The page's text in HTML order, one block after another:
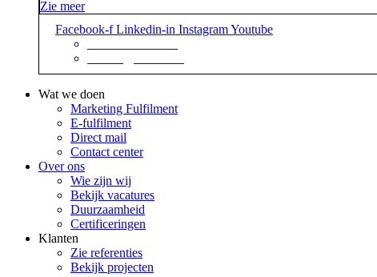
Zie meer
Facebook-f Linkedin-in InstagramYoutube
Wat we doen
Marketing Fulfilment
E-fulfilment
Direct mail
Contact center
Over ons
Wie zijn wij
Bekijk vacatures
Duurzaamheid
Certificeringen
Klanten
Zie referenties
Bekijk projecten